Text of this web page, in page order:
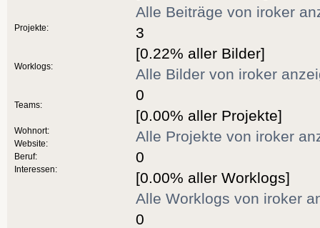
Projekte:
Worklogs:
Teams:
Wohnort:
Website:
Beruf:
Interessen:
Alle Beiträge von iroker
3
[0.22% aller Bilder]
Alle Bilder von iroker
0
[0.00% aller Projekte]
Alle Projekte von iroker
0
[0.00% aller Worklogs]
Alle Worklogs von iroker
0